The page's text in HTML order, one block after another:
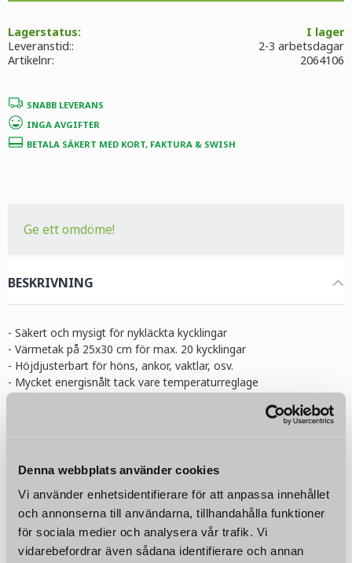
Denna webbplats använder cookies
Vi använder enhetsidentifierare för att anpassa innehållet
och annonserna till användarna, tillhandahålla funktioner
för sociala medier och analysera vår trafik. Vi
vidarebefordrar även sådana identifierare och annan
Lagerstatus
I lager
Artikelnr
2064106
Leveranstid: 2-3 arbetsdagar
SNABB LEVERANS
INGA AVGIFTER
BETALA SÄKERT MED KORT, FAKTURA & SWISH
Ge ett omdöme!
BESKRIVNING
- Säkert och mysigt för nykläckta kycklingar
- Värmetak på 25x30 cm för max. 20 kycklingar
- Höjdjusterbart för höns, ankor, vaktlar, osv.
- Mycket energisnålt tack vare temperaturreglage
- Bra alternativ till en naturlig hönsmamma
För nykläckta kycklingar är värme avgörande för att överleva! Vårt
Värmeplattan ger de små djuren ett säkert, mörkt skydd och
ersätter därmed hönans varma fjädrar. För att äta och dricka
måste kycklingarna lämna den varma plattan och blir därför
snabbare hårda och självständiga. Till skillnad från en värmelampa
producerar plattan inget ljus som stör kycklingarnas dag och natt
rytm. Dessutom är strömförbrukningen av 20W betydligt lägre än
Läs mer